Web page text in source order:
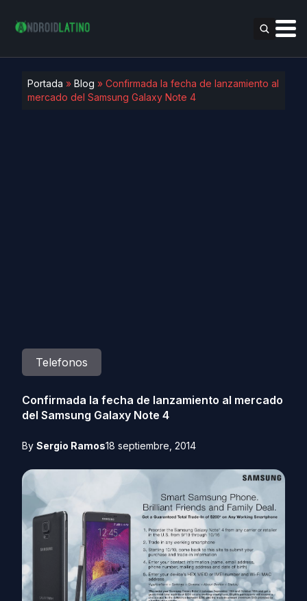
Portada » Blog » Confirmada la fecha de lanzamiento al
mercado del Samsung Galaxy Note 4
Telefonos
Confirmada la fecha de lanzamiento al mercado
del Samsung Galaxy Note 4
By Sergio Ramos18 septiembre, 2014